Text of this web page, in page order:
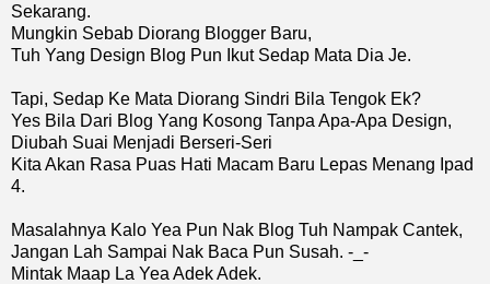
Sekarang.
Mungkin Sebab Diorang Blogger Baru,
Tuh Yang Design Blog Pun Ikut Sedap Mata Dia Je.
Tapi, Sedap Ke Mata Diorang Sindri Bila Tengok Ek?
Yes Bila Dari Blog Yang Kosong Tanpa Apa-Apa Design,
Diubah Suai Menjadi Berseri-Seri
Kita Akan Rasa Puas Hati Macam Baru Lepas Menang Ipad
4.
Masalahnya Kalo Yea Pun Nak Blog Tuh Nampak Cantek,
Jangan Lah Sampai Nak Baca Pun Susah. -_-
Mintak Maap La Yea Adek Adek.